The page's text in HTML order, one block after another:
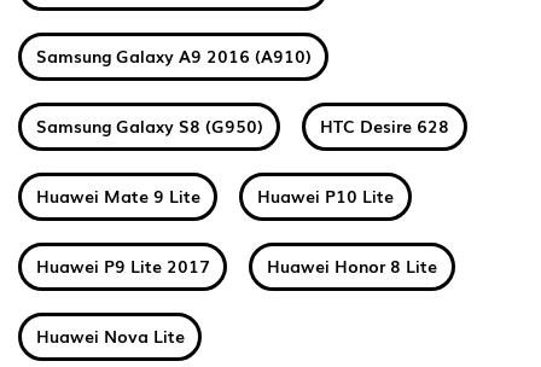
Samsung Galaxy A9 2016 (A910)
Samsung Galaxy S8 (G950) HTC Desire 628
Huawei Mate 9 Lite Huawei P10 Lite
Huawei P9 Lite 2017 Huawei Honor 8 Lite
Huawei Nova Lite